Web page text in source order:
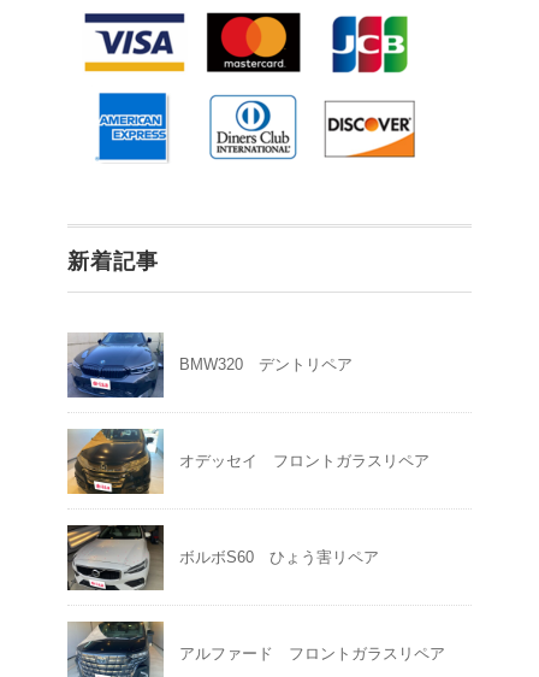
新着記事
BMW320 デントリペア
オデッセイ フロントガラスリペア
ボルボS60 ひょう害リペア
アルファード フロントガラスリペア